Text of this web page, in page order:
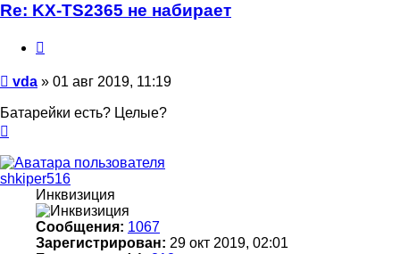
Re: KX-TS2365 не набирает
Сообщение
vda » 01 авг 2019, 11:19
Батарейки есть? Целые?
началу
shkiper516
Инквизиция
Сообщения: 1067
Зарегистрирован: 29 окт 2019, 02:01